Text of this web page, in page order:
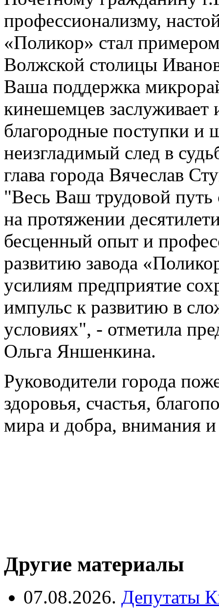
профессионализму,
«Поликор» стал
Волжской столицы
Ваша поддержка
кинешемцев
благородные поступки и
неизгладимый след в
глава города Вячеслав
"Весь Ваш трудовой путь
на протяжении
бесценный опыт и
развитию завода
усилиям предприятие
импульс к развитию в
условиях", - отметила
Ольга Яншенкина.
Руководители города
здоровья, счастья,
мира и добра, внимания
Другие материалы
07.08.2026. Депутаты